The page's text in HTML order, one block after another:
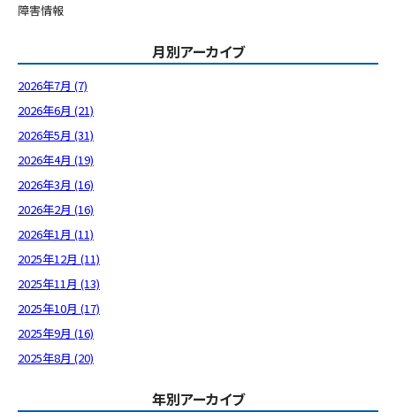
障害情報
月別アーカイブ
2026年7月 (7)
2026年6月 (21)
2026年5月 (31)
2026年4月 (19)
2026年3月 (16)
2026年2月 (16)
2026年1月 (11)
2025年12月 (11)
2025年11月 (13)
2025年10月 (17)
2025年9月 (16)
2025年8月 (20)
年別アーカイブ